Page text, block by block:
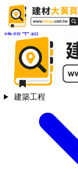
建築工程
建築工程